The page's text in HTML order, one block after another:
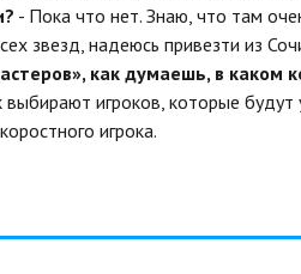
- Пока что нет. Знаю, что там
звезд, надеюсь привезти из
как думаешь, в каком
выбирают игроков, которые
игрока.